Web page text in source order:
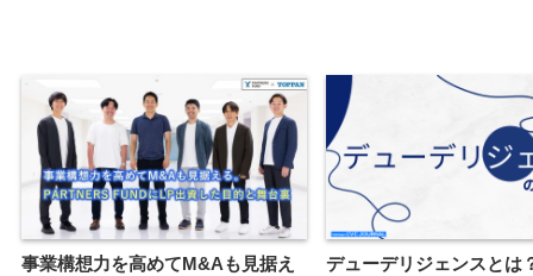
事業構想力を高めてM&Aも見据え
デューデリジェンスとは